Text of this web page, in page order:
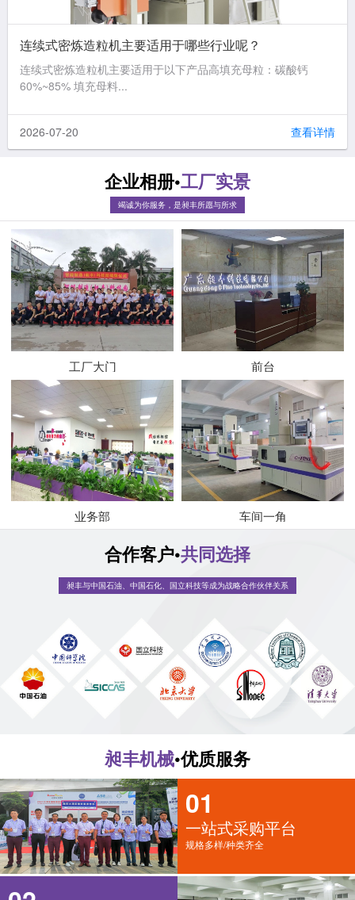
连续式密炼造粒机主要适用于哪些行业呢？
连续式密炼造粒机主要适用于以下产品高填充母粒：碳酸钙
60%~85% 填充母料...
2026-07-20 查看详情
企业相册•工厂实景
竭诚为你服务，是昶丰所愿与所求
工厂大门 前台
业务部 车间一角
合作客户•共同选择
昶丰与中国石油、中国石化、国立科技等成为战略合作伙伴关系
昶丰机械•优质服务
01
一站式采购平台
规格多样/种类齐全